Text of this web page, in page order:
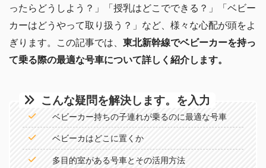
ったらどうしよう？」「授乳はどこでできる？」「ベビー
カーはどうやって取り扱う？」など、様々な心配が頭をよ
ぎります。この記事では、 東北新幹線でベビーカーを持っ
て乗る際の最適な号車について詳しく紹介します。
こんな疑問を解決します。 を入力
ベビーカー持ちの子連れが乗るのに最適な号車
ベビーカはどこに置くか
多目的室がある号車とその活用方法